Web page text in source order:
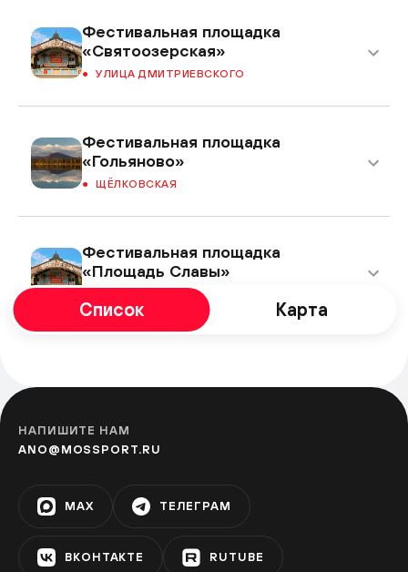
Фестивальная площадка
«Святоозерская»
УЛИЦА ДМИТРИЕВСКОГО
Фестивальная площадка
«Гольяново»
ЩЁЛКОВСКАЯ
Фестивальная площадка
«Площадь Славы»
ЗЯБЛИКОВО
Список Карта
НАПИШИТЕ НАМ
ANO@MOSSPORT.RU
MAX ТЕЛЕГРАМ
ВКОНТАКТЕ RUTUBE